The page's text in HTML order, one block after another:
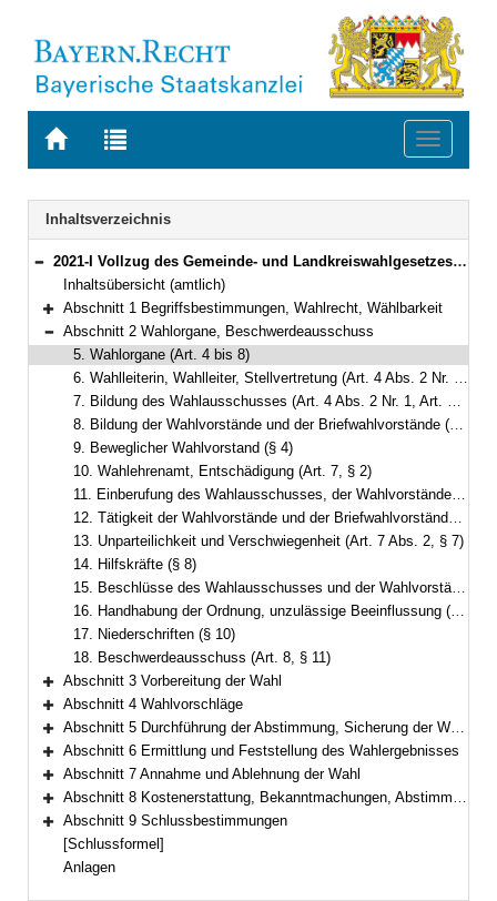
Zur
BAYERN.RECHT
Zur
letzten
Suche
Toggle
Navigation
Inhaltsverzeichnis
Bereich reduzieren
2021-I Vollzug des Gemeinde- und Landkreiswahlgesetzes und der Gemeinde- und Landkreiswahlordnung (Gemeinde- und Landkreiswahlbekanntmachung – GLKrWBek) Bekanntmachung des Bayerischen Staatsministeriums des Innern, für Sport und Integration vom 24. Oktober 2024, Az. B1-1367-3-37 (BayMBl. Nr. 534 )
Inhaltsübersicht (amtlich)
Bereich erweitern
Abschnitt 1 Begriffsbestimmungen, Wahlrecht, Wählbarkeit
Bereich reduzieren
Abschnitt 2 Wahlorgane, Beschwerdeausschuss
5. Wahlorgane (Art. 4 bis 8)
6. Wahlleiterin, Wahlleiter, Stellvertretung (Art. 4 Abs. 2 Nr. 1, Art. 5 Abs. 1)
7. Bildung des Wahlausschusses (Art. 4 Abs. 2 Nr. 1, Art. 5 Abs. 2)
8. Bildung der Wahlvorstände und der Briefwahlvorstände (Art. 4 Abs. 2 Nr. 2 und 3, Art. 6, § 3)
9. Beweglicher Wahlvorstand (§ 4)
10. Wahlehrenamt, Entschädigung (Art. 7, § 2)
11. Einberufung des Wahlausschusses, der Wahlvorstände und der Briefwahlvorstände (Art. 6, § 5)
12. Tätigkeit der Wahlvorstände und der Briefwahlvorstände (Art. 6 Abs. 2, § 6)
13. Unparteilichkeit und Verschwiegenheit (Art. 7 Abs. 2, § 7)
14. Hilfskräfte (§ 8)
15. Beschlüsse des Wahlausschusses und der Wahlvorstände (Art. 17 Abs. 2, § 9)
16. Handhabung der Ordnung, unzulässige Beeinflussung (Art. 20 Abs. 1)
17. Niederschriften (§ 10)
18. Beschwerdeausschuss (Art. 8, § 11)
Bereich erweitern
Abschnitt 3 Vorbereitung der Wahl
Bereich erweitern
Abschnitt 4 Wahlvorschläge
Bereich erweitern
Abschnitt 5 Durchführung der Abstimmung, Sicherung der Wahlfreiheit, Briefwahl
Bereich erweitern
Abschnitt 6 Ermittlung und Feststellung des Wahlergebnisses
Bereich erweitern
Abschnitt 7 Annahme und Ablehnung der Wahl
Bereich erweitern
Abschnitt 8 Kostenerstattung, Bekanntmachungen, Abstimmungsunterlagen, Statistik
Bereich erweitern
Abschnitt 9 Schlussbestimmungen
[Schlussformel]
Anlagen